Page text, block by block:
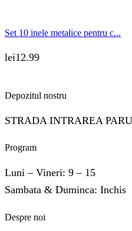
Set 10 inele metalice pentru c...
lei12.99
Depozitul nostru
STRADA INTRAREA
Program
Luni – Vineri: 9 – 15
Sambata & Duminca: Inchis
Despre noi